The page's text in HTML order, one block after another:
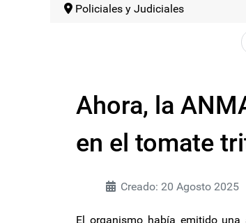
Policiales y Judiciales
Ahora, la
en el tomate
Creado: 20 Agosto 2025
El organismo había emitido una